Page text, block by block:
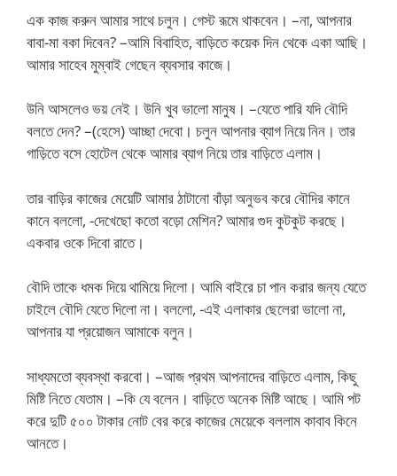
এক কাজ করুন আমার সাথে চলুন। গেস্ট রূমে থাকবেন। –না, আপনার
বাবা-মা বকা দিবেন? –আমি বিবাহিত, বাড়িতে কয়েক দিন থেকে একা আছি।
আমার সাহেব মুম্বাই গেছেন ব্যবসার কাজে।
উনি আসলেও ভয় নেই। উনি খুব ভালো মানুষ। –যেতে পারি যদি বৌদি
বলতে দেন? –(হেসে) আচ্ছা দেবো। চলুন আপনার ব্যাগ নিয়ে নিন। তার
গাড়িতে বসে হোটেল থেকে আমার ব্যাগ নিয়ে তার বাড়িতে এলাম।
তার বাড়ির কাজের মেয়েটি আমার ঠাটানো বাঁড়া অনুভব করে বৌদির কানে
কানে বললো, -দেখেছো কতো বড়ো মেশিন? আমার গুদ কুটকুট করছে।
একবার ওকে দিবো রাতে।
বৌদি তাকে ধমক দিয়ে থামিয়ে দিলো। আমি বাইরে চা পান করার জন্য যেতে
চাইলে বৌদি যেতে দিলো না। বললো, -এই এলাকার ছেলেরা ভালো না,
আপনার যা প্রয়োজন আমাকে বলুন।
সাধ্যমতো ব্যবস্থা করবো। –আজ প্রথম আপনাদের বাড়িতে এলাম, কিছু
মিষ্টি নিতে যেতাম। –কি যে বলেন। বাড়িতে অনেক মিষ্টি আছে। আমি পট
করে দুটি ৫০০ টাকার নোট বের করে কাজের মেয়েকে বললাম কাবাব কিনে
আনতে।